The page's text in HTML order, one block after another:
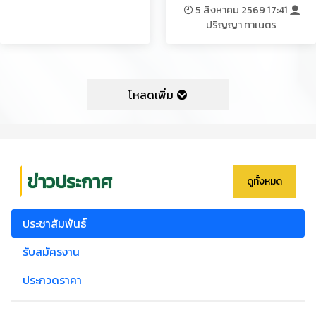
5 สิงหาคม 2569 17:41
ปริญญา ทาเนตร
โหลดเพิ่ม
ข่าวประกาศ ดูทั้งหมด
ประชาสัมพันธ์
รับสมัครงาน
ประกวดราคา